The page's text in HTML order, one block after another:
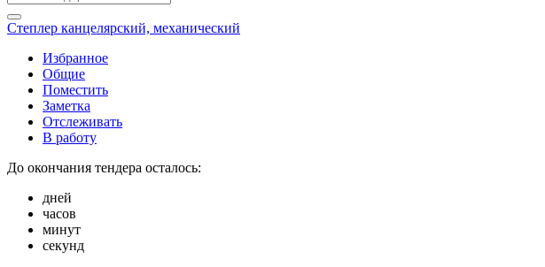
Степлер канцелярский, механический
Избранное
Общие
Поместить
Заметка
Отслеживать
В работу
До окончания тендера осталось:
дней
часов
минут
секунд